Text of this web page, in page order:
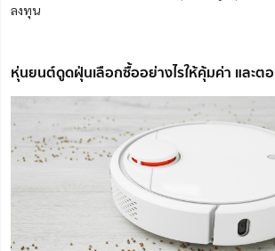
ลงทุน
หุ่นยนต์ดูดฝุ่นเลือกซื้ออย่างไรให้คุ้มค่า และต